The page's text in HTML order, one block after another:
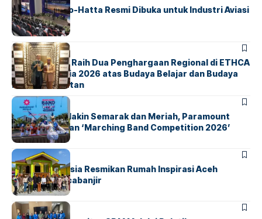
IALC Soekarno-Hatta Resmi Dibuka untuk Industri Aviasi
Dunia
BERITA
ParagonCorp Raih Dua Penghargaan Regional di ETHCA
Southeast Asia 2026 atas Budaya Belajar dan Budaya
Kebermanfaatan
BERITA INDEX
Akhir Pekan Makin Semarak dan Meriah, Paramount
Petals Hadirkan ‘Marching Band Competition 2026’
BERITAHOME
AirNav Indonesia Resmikan Rumah Inspirasi Aceh
Tamiang Pascabanjir
BERITAINDEX